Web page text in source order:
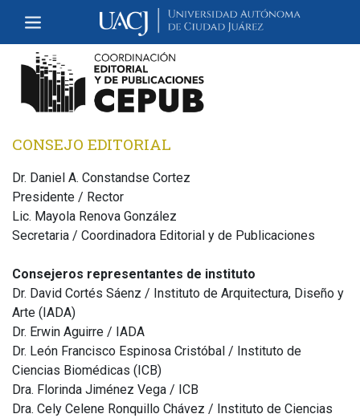
CONSEJO EDITORIAL
Dr. Daniel A. Constandse Cortez
Presidente / Rector
Lic. Mayola Renova González
Secretaria / Coordinadora Editorial y de Publicaciones
Consejeros representantes de instituto
Dr. David Cortés Sáenz / Instituto de Arquitectura, Diseño y
Arte (IADA)
Dr. Erwin Aguirre / IADA
Dr. León Francisco Espinosa Cristóbal / Instituto de
Ciencias Biomédicas (ICB)
Dra. Florinda Jiménez Vega / ICB
Dra. Cely Celene Ronquillo Chávez / Instituto de Ciencias